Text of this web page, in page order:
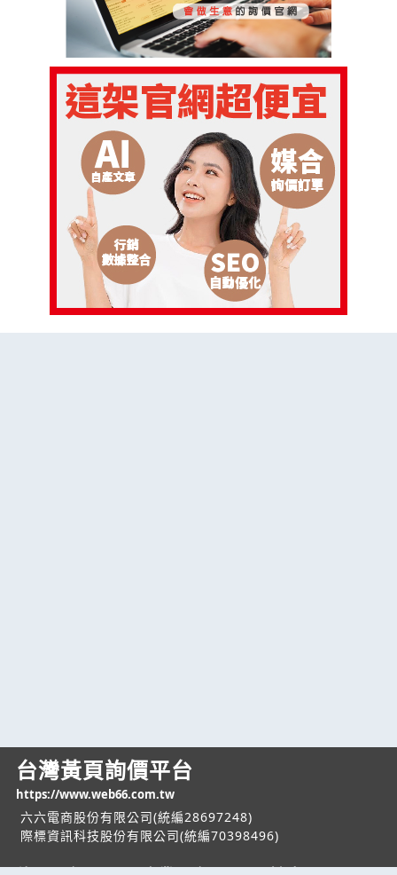
台灣黃頁詢價平台
https://www.web66.com.tw
六六電商股份有限公司(統編28697248)
際標資訊科技股份有限公司(統編70398496)